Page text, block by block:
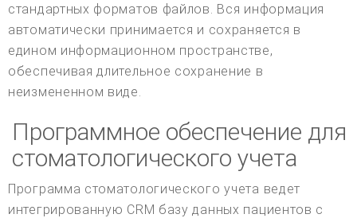
стандартных форматов файлов. Вся информация
автоматически принимается и сохраняется в
едином информационном пространстве,
обеспечивая длительное сохранение в
неизмененном виде.
Программное обеспечение для
стоматологического учета
Программа стоматологического учета ведет
интегрированную CRM базу данных пациентов с